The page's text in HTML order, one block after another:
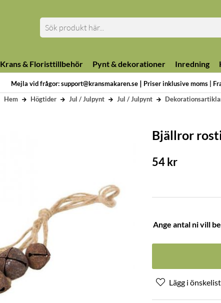
Mejla vid frågor: support@kransmakaren.se| Priser inklusive moms |
Krans & Floristtillbehör Pynt & dekorationer Inredning
Hem Högtider Jul / Julpynt Jul / Julpynt
Bjällror
54kr
Ange antal ni vill